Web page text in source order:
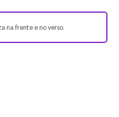
na frente e no verso.